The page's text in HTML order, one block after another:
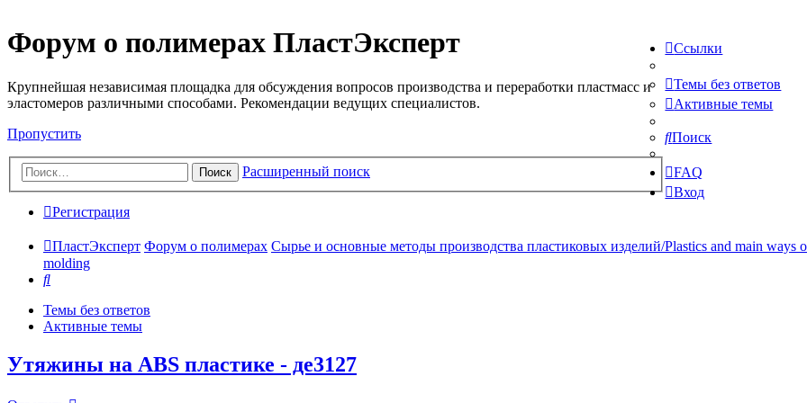
Форум о полимерах ПластЭксперт
Крупнейшая независимая площадка для обсуждения вопросов производства и переработки пластмасс и
эластомеров различными способами. Рекомендации ведущих специалистов.
Пропустить
Поиск Расширенный поиск
Ссылки
Темы без ответов
Активные темы
Поиск
FAQ
Вход
Регистрация
ПластЭксперт Форум о полимерах Сырье и основные методы производства пластиковых изделий/Plastics and main ways
molding
Поиск
Темы без ответов
Активные темы
Утяжины на ABS пластике - де3127